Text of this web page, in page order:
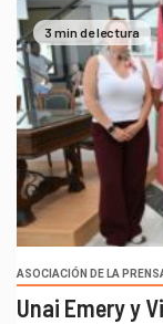
3 min de lectura
ASOCIACIÓN DE LA
Unai Emery y